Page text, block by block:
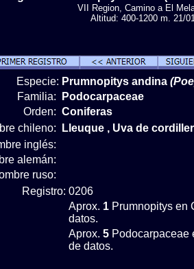
VII Region, Camino a El
Altitud: 400-1200 m. 21/
Especie: Prumnopitys andina
Familia:
Podocarpaceae
Orden: Coniferas
chileno:
Lleuque , Uva de
inglés:
alemán:
ruso:
Registro: 0206
Aprox. 1 Prumnopitys en
datos.
Aprox. 5 Podocarpaceae
de datos.